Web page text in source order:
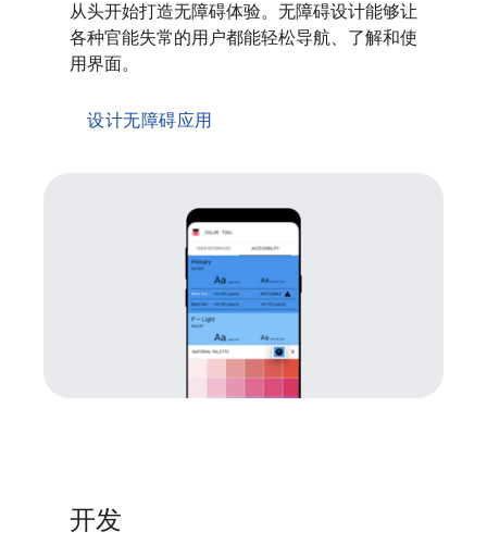
从头开始打造无障碍体验。无障碍设计能够让
各种官能失常的用户都能轻松导航、了解和使
用界面。
设计无障碍应用
开发